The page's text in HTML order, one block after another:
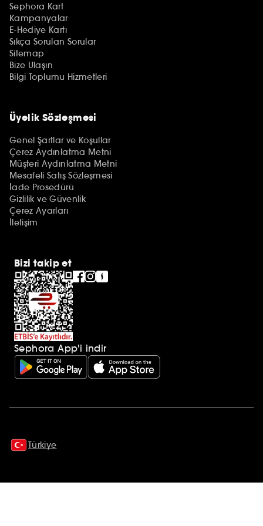
Sephora Kart
Kampanyalar
E-Hediye Kartı
Sıkça Sorulan Sorular
Sitemap
Bize Ulaşın
Bilgi Toplumu Hizmetleri
Üyelik Sözleşmesi
Genel Şartlar ve Koşullar
Çerez Aydınlatma Metni
Müşteri Aydınlatma Metni
Mesafeli Satış Sözleşmesi
İade Prosedürü
Gizlilik ve Güvenlik
Çerez Ayarları
İletişim
Bizi takip et
Sephora App'i indir
Türkiye